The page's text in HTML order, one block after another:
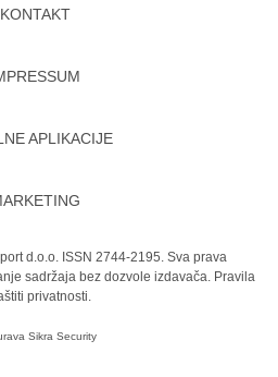
KONTAKT
APLIKACIJE
d.o.o. ISSN 2744-2195. Sva prava
sadržaja bez dozvole izdavača. Pravila
privatnosti.
Sikra Security